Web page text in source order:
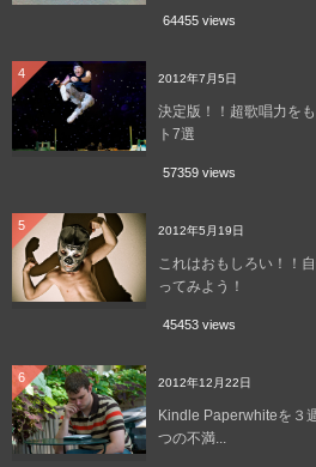
64455 views
4 2012年7月5日
決定版！！超歌唱力を
ト7選
57359 views
5 2012年5月19日
これはおもしろい！！
ってみよう！
45453 views
6 2012年12月22日
Kindle Paperwhiteを３
つの不満...